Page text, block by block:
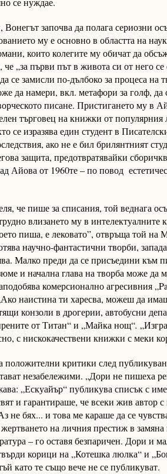
започва да полага сериозни
му е основно в областта на
които колегите му обичат да
„за първи път в живота си от него се
се замисли по-дълбоко за процеса на
да намери, вкл. метафори за голф, да
писане. Пристигането му в
търговец на книжки от популярния
се изразява един студент в
ако не е бил брилянтният
защита, предотвратявайки
Айова от 1960те – по повод
че пише за списания, той веднага
влизането му в интелектуалните
пиша, е лековато”, отвръща той на
научно-фантастични творби,
Малко преди да се присъедини към
и начална глава на творба може да
комерсионално агресивния
наистина ти харесва, можеш да
конзоли в дрогерии, автобусни
от Титан“ и „Майка нощ“.
с нискокачествени книжки с меки
критики след
незабележими. „Дори не пишеха
„Ескуайър“ публикува списък с
и гарантираше, че всеки жив автор
не бях... и това ме караше да се
на личния престиж в замяна
– го оставя безпаричен. Дори и
корици на „Котешка люлка“ и
като те също вече не се публикуват.